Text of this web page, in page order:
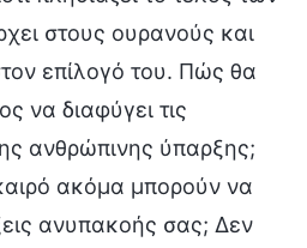
στους ουρανούς και
επίλογό του. Πώς θα
να διαφύγει τις
ανθρώπινης ύπαρξης;
ακόμα μπορούν να
ανυπακοής σας; Δεν